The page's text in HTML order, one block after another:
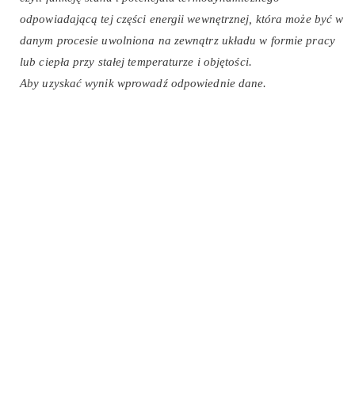
odpowiadającą tej części energii wewnętrznej, która może być w
danym procesie uwolniona na zewnątrz układu w formie pracy
lub ciepła przy stałej temperaturze i objętości.
Aby uzyskać wynik wprowadź odpowiednie dane.